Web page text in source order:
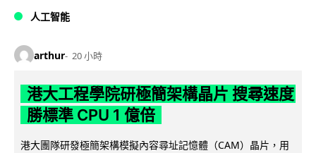
人工智能
arthur 20 小時
港大工程學院研極簡架構晶片 搜尋速度
勝標準 CPU 1 億倍
港大團隊研發極簡架構模擬內容尋址記憶體（CAM）晶片，用